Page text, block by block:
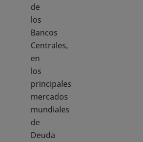
de
los
Bancos
Centrales,
en
los
principales
mercados
mundiales
de
Deuda